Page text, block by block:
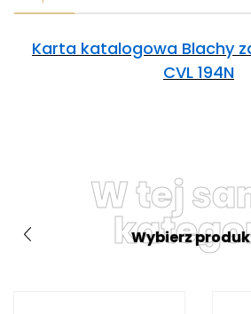
Karta katalogowa Blachy
CVL 194N
W tej
Wybierz